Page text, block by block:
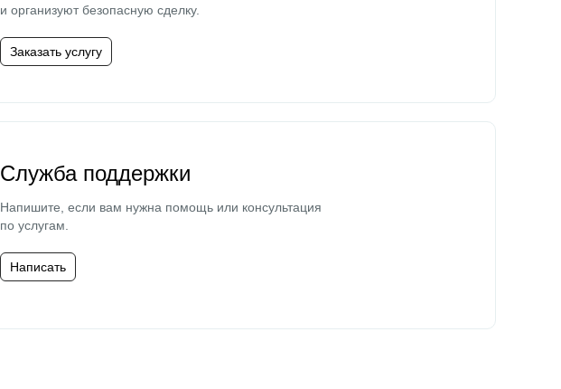
и организуют безопасную сделку.
Заказать услугу
Служба поддержки
Напишите, если вам нужна помощь или консультация
по услугам.
Написать